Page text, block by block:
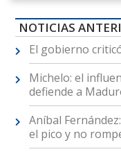
NOTICIAS
El gobierno
Michelo: el
defiende a
Aníbal
el pico y no